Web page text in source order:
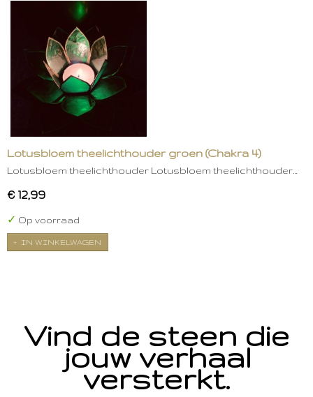
Lotusbloem theelichthouder groen (Chakra 4)
Lotusbloem theelichthouder Lotusbloem theelichthouder…
€ 12,99
✓ Op voorraad
IN WINKELWAGEN
Vind de steen die
jouw verhaal
versterkt.